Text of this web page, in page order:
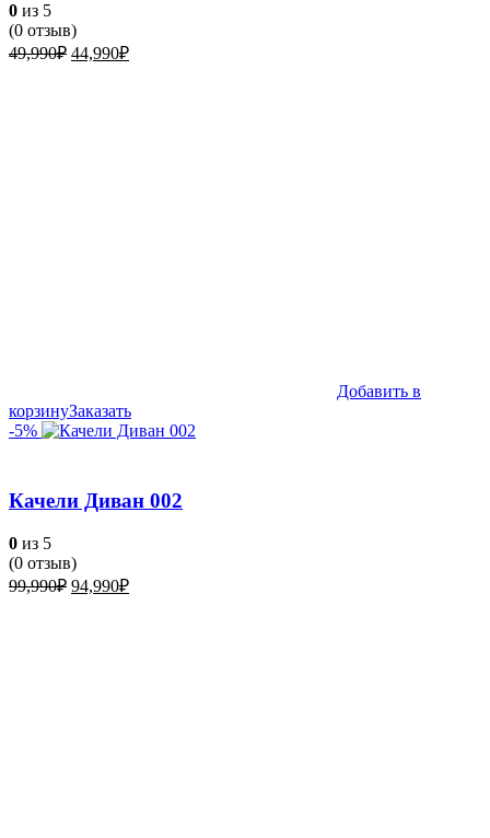
0 из 5
(0 отзыв)
49,990₽ Первоначальная
44,990₽Текущая
Добавить в
корзинуЗаказать
-5%
Качели Диван 002
0 из 5
(0 отзыв)
99,990₽ Первоначальная
94,990₽Текущая